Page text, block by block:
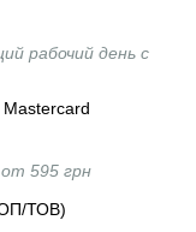
рабочий день с
595 грн
ТОВ)